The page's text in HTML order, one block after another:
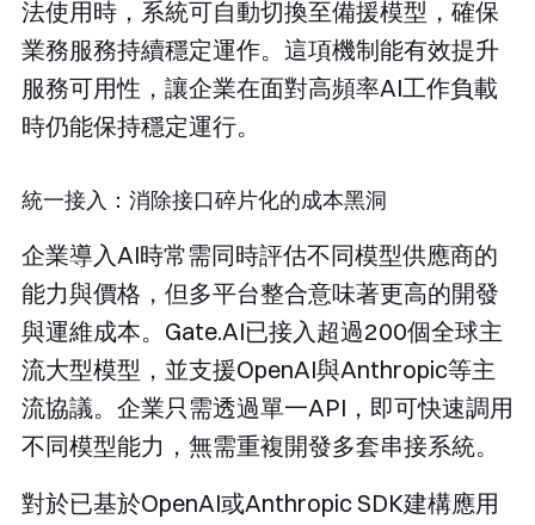
法使用時，系統可自動切換至備援模型，確保
業務服務持續穩定運作。這項機制能有效提升
服務可用性，讓企業在面對高頻率AI工作負載
時仍能保持穩定運行。
統一接入：消除接口碎片化的成本黑洞
企業導入AI時常需同時評估不同模型供應商的
能力與價格，但多平台整合意味著更高的開發
與運維成本。Gate.AI已接入超過200個全球主
流大型模型，並支援OpenAI與Anthropic等主
流協議。企業只需透過單一API，即可快速調用
不同模型能力，無需重複開發多套串接系統。
對於已基於OpenAI或Anthropic SDK建構應用